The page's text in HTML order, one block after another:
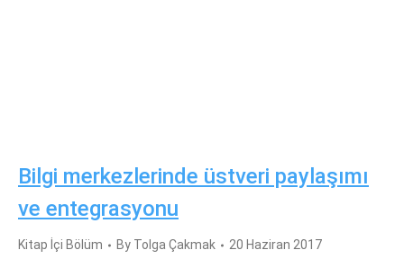
Bilgi merkezlerinde üstveri paylaşımı
ve entegrasyonu
Kitap İçi Bölüm By Tolga Çakmak 20 Haziran 2017